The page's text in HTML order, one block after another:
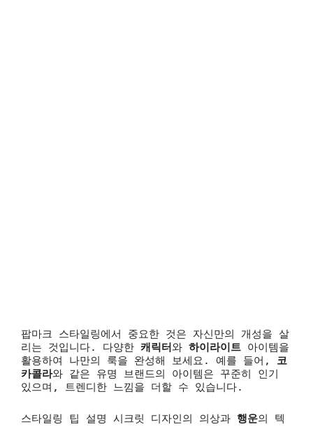
팝마크 스타일링에서 중요한 것은 자신만의 개성을 살
리는 것입니다. 다양한 캐릭터와 하이라이트 아이템을
활용하여 나만의 룩을 완성해 보세요. 예를 들어,
코
카콜라와 같은 유명 브랜드의 아이템은 꾸준히 인기
있으며, 트렌디한 느낌을 더할 수 있습니다.
스타일링 팁 설명 시크릿 디자인의 의상과 행운의 텍